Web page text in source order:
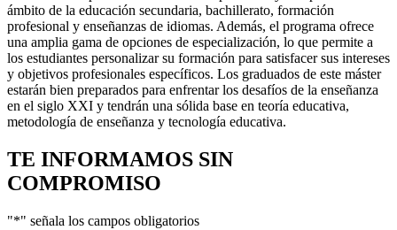
ámbito de la educación secundaria, bachillerato, formación
profesional y enseñanzas de idiomas. Además, el programa ofrece
una amplia gama de opciones de especialización, lo que permite a
los estudiantes personalizar su formación para satisfacer sus intereses
y objetivos profesionales específicos. Los graduados de este máster
estarán bien preparados para enfrentar los desafíos de la enseñanza
en el siglo XXI y tendrán una sólida base en teoría educativa,
metodología de enseñanza y tecnología educativa.
TE INFORMAMOS SIN
COMPROMISO
"*" señala los campos obligatorios